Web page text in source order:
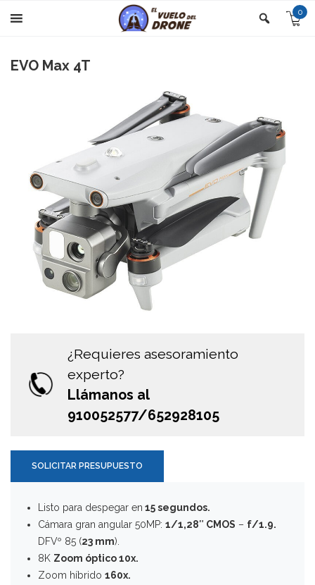
0
EVO Max 4T
¿Requieres asesoramiento
experto?
Llámanos al
910052577/652928105
SOLICITAR PRESUPUESTO
Listo para despegar en 15 segundos.
Cámara gran angular 50MP: 1/1,28″ CMOS – f/1.9.
DFVº 85 (23 mm).
8K Zoom óptico 10x.
Zoom híbrido 160x.